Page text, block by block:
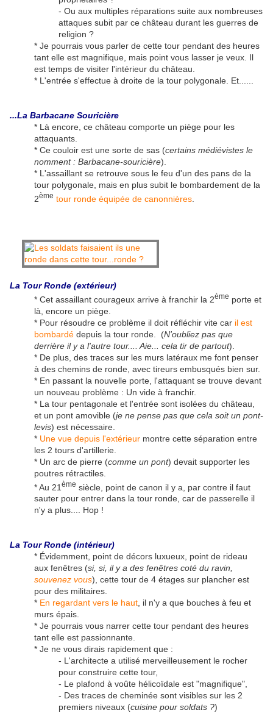
- Ou aux multiples réparations suite aux nombreuses
attaques subit par ce château durant les guerres de
religion ?
* Je pourrais vous parler de cette tour pendant des heures
tant elle est magnifique, mais point vous lasser je veux. Il
est temps de visiter l'intérieur du château.
* L'entrée s'effectue à droite de la tour polygonale. Et......
...La Barbacane Souricière
* Là encore, ce château comporte un piège pour les
attaquants.
* Ce couloir est une sorte de sas (certains médiévistes le
nomment : Barbacane-souricière).
* L'assaillant se retrouve sous le feu d'un des pans de la
tour polygonale, mais en plus subit le bombardement de la
2ème tour ronde équipée de canonnières
La Tour Ronde (extérieur)
* Cet assaillant courageux arrive à franchir la 2ème porte et
là, encore un piège.
* Pour résoudre ce problème il doit réfléchir vite car il est
bombardé depuis la tour ronde. (N'oubliez pas que
derrière il y a l'autre tour.... Aie... cela tir de partout).
* De plus, des traces sur les murs latéraux me font penser
à des chemins de ronde, avec tireurs embusqués bien sur.
* En passant la nouvelle porte, l'attaquant se trouve devant
un nouveau problème : Un vide à franchir.
* La tour pentagonale et l'entrée sont isolées du château,
et un pont amovible (je ne pense pas que cela soit un pont-
levis) est nécessaire.
* Une vue depuis l'extérieur montre cette séparation entre
les 2 tours d'artillerie.
* Un arc de pierre (comme un pont) devait supporter les
poutres rétractiles.
* Au 21 ème siècle, point de canon il y a, par contre il faut
sauter pour entrer dans la tour ronde, car de passerelle il
n'y a plus.... Hop !
La Tour Ronde (intérieur)
* Évidemment, point de décors luxueux, point de rideau
aux fenêtres (si, si, il y a des fenêtres coté du ravin,
souvenez vous), cette tour de 4 étages sur plancher est
pour des militaires.
* En regardant vers le haut, il n'y a que bouches à feu et
murs épais.
* Je pourrais vous narrer cette tour pendant des heures
tant elle est passionnante.
* Je ne vous dirais rapidement que :
- L'architecte a utilisé merveilleusement le rocher
pour construire cette tour,
- Le plafond à voûte hélicoïdale est "magnifique",
- Des traces de cheminée sont visibles sur les 2
premiers niveaux (cuisine pour soldats ?)